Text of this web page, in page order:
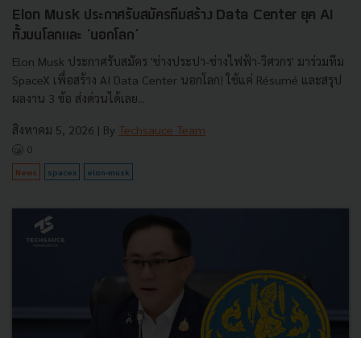
Elon Musk ประกาศรับสมัครทีมสร้าง Data Center ยุค AI
ทั้งบนโลกและ ‘นอกโลก’
Elon Musk ประกาศรับสมัคร 'ช่างประปา-ช่างไฟฟ้า-วิศวกร' มาร่วมทีม
SpaceX เพื่อสร้าง AI Data Center นอกโลก! ใช้แค่ Résumé และสรุป
ผลงาน 3 ข้อ ส่งด่วนได้เลย...
สิงหาคม 5, 2026 | By Techsauce Team
0
News spacex elon-musk